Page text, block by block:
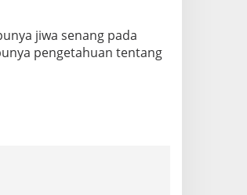
jiwa senang pada
pengetahuan tentang